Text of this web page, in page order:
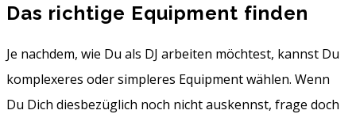
Das richtige Equipment finden
Je nachdem, wie Du als DJ arbeiten möchtest, kannst Du
komplexeres oder simpleres Equipment wählen. Wenn
Du Dich diesbezüglich noch nicht auskennst, frage doch